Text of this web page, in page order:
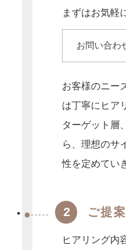
株式会社
（WEBサイ
076-
まずはお気軽
お問い合わ
お客様のニー
は丁寧にヒア
ターゲット層
ら、理想のサ
性を定めてい
2 ご提
ヒアリング内